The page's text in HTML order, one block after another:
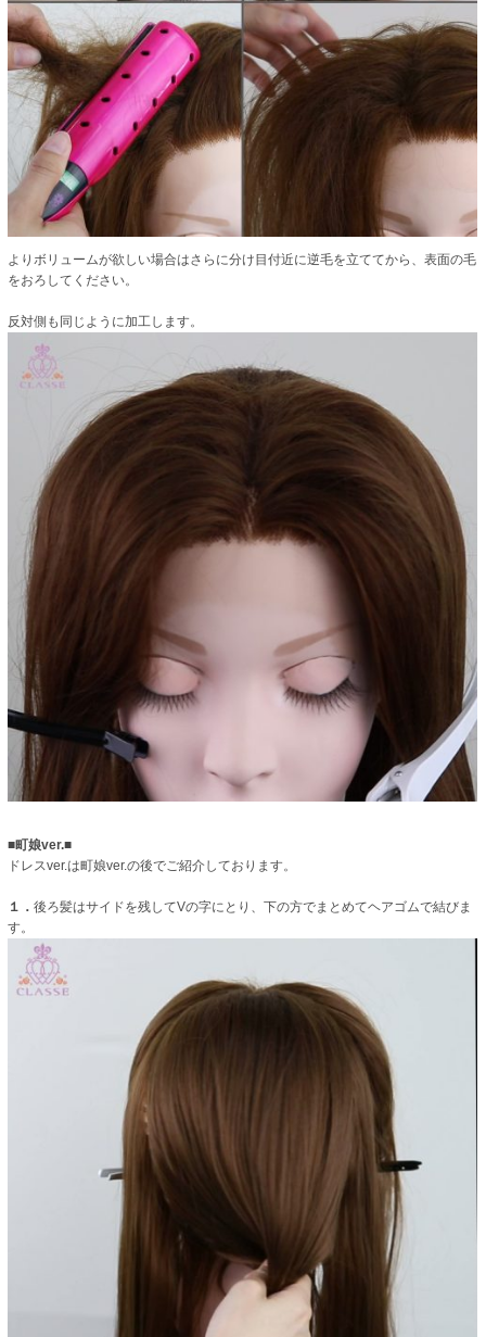
よりボリュームが欲しい場合はさらに分け目付近に逆毛を立ててから、表面の毛
をおろしてください。
反対側も同じように加工します。
■町娘ver.■
ドレスver.は町娘ver.の後でご紹介しております。
１．後ろ髪はサイドを残してVの字にとり、下の方でまとめてヘアゴムで結びま
す。